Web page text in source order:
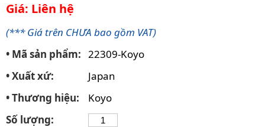
Giá: Liên hệ
(*** Giá trên CHƯA bao gồm VAT)
• Mã sản phẩm: 22309-Koyo
• Xuất xứ:
Japan
• Thương hiệu:
Koyo
Số lượng: